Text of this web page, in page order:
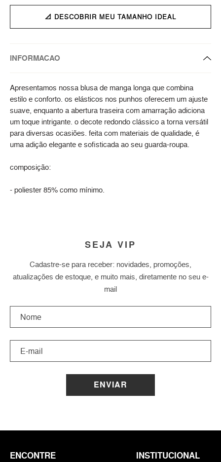
📐 DESCOBRIR MEU TAMANHO IDEAL
INFORMACAO
Apresentamos nossa blusa de manga longa que combina
estilo e conforto. os elásticos nos punhos oferecem um ajuste
suave, enquanto a abertura traseira com amarração adiciona
um toque intrigante. o decote redondo clássico a torna versátil
para diversas ocasiões. feita com materiais de qualidade, é
uma adição elegante e sofisticada ao seu guarda-roupa.
composição:
- poliester 85% como mínimo.
SEJA VIP
Cadastre-se para receber: novidades, promoções,
atualizações de estoque, e muito mais, diretamente no seu e-
mail
ENVIAR
ENCONTRE INSTITUCIONAL